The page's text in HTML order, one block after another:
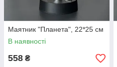
Маятник "Планета", 22*25 см
В наявності
558 ₴